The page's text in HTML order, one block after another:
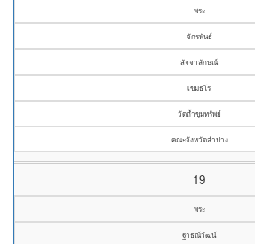
พระ
จักรพันธ์
สัจจาลักษณ์
เขมธโร
วัดถ้ำขุมทรัพย์
คณะจังหวัดลำปาง
19
พระ
ฐาธณ์วัฒน์